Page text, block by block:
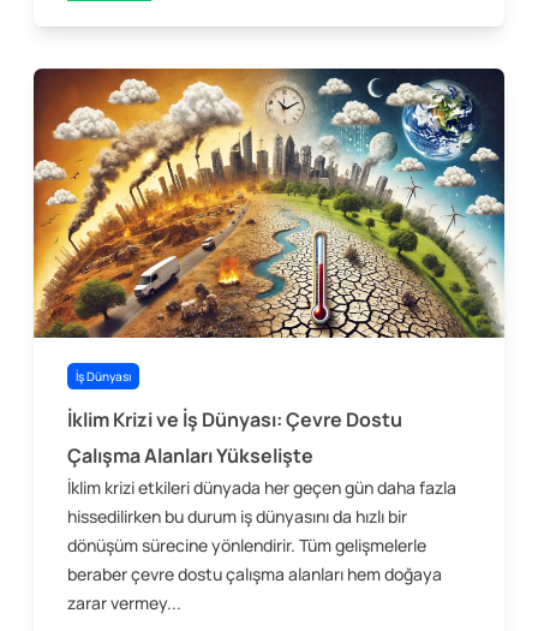
İş Dünyası
İklim Krizi ve İş Dünyası: Çevre Dostu
Çalışma Alanları Yükselişte
İklim krizi etkileri dünyada her geçen gün daha fazla
hissedilirken bu durum iş dünyasını da hızlı bir
dönüşüm sürecine yönlendirir. Tüm gelişmelerle
beraber çevre dostu çalışma alanları hem doğaya
zarar vermey...